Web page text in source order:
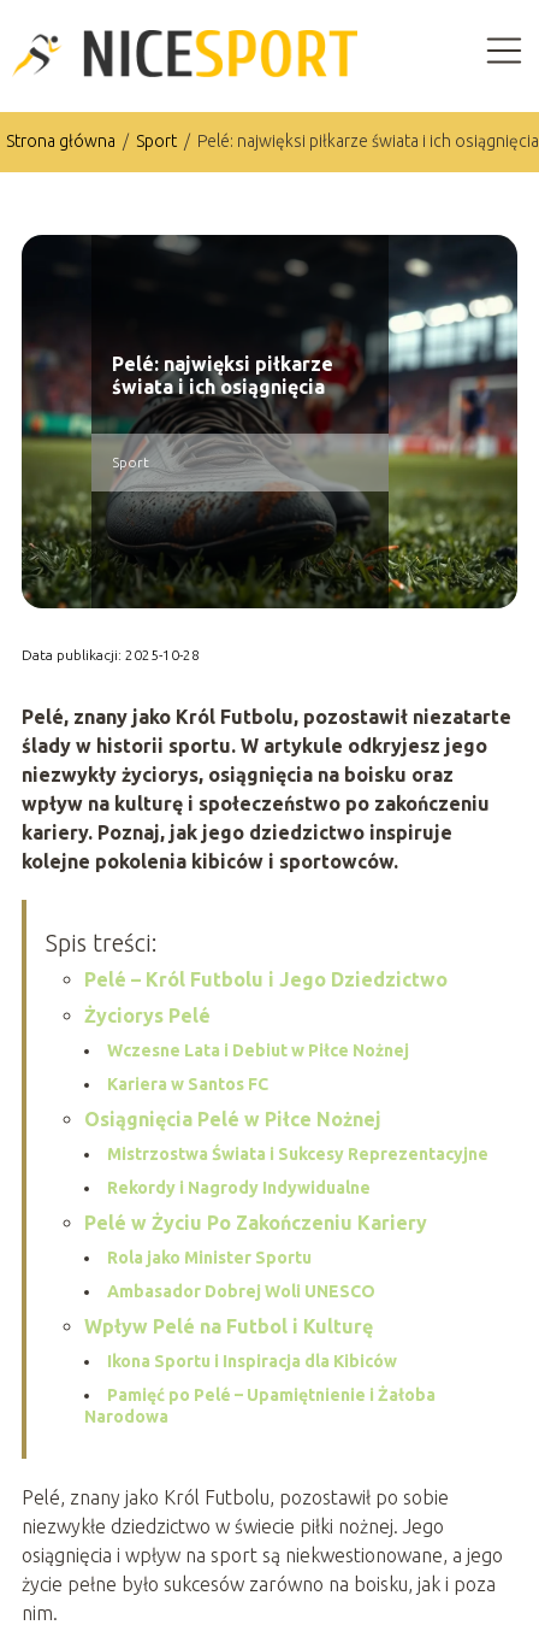
Strona główna / Sport / Pelé: najwięksi piłkarze świata i ich osiągnięcia
Pelé: najwięksi piłkarze
świata i ich osiągnięcia
Sport
Data publikacji: 2025-10-28
Pelé, znany jako Król Futbolu, pozostawił niezatarte
ślady w historii sportu. W artykule odkryjesz jego
niezwykły życiorys, osiągnięcia na boisku oraz
wpływ na kulturę i społeczeństwo po zakończeniu
kariery. Poznaj, jak jego dziedzictwo inspiruje
kolejne pokolenia kibiców i sportowców.
Spis treści:
Pelé – Król Futbolu i Jego Dziedzictwo
Życiorys Pelé
Wczesne Lata i Debiut w Piłce Nożnej
Kariera w Santos FC
Osiągnięcia Pelé w Piłce Nożnej
Mistrzostwa Świata i Sukcesy Reprezentacyjne
Rekordy i Nagrody Indywidualne
Pelé w Życiu Po Zakończeniu Kariery
Rola jako Minister Sportu
Ambasador Dobrej Woli UNESCO
Wpływ Pelé na Futbol i Kulturę
Ikona Sportu i Inspiracja dla Kibiców
Pamięć po Pelé – Upamiętnienie i Żałoba
Narodowa
Pelé, znany jako Król Futbolu, pozostawił po sobie
niezwykłe dziedzictwo w świecie piłki nożnej. Jego
osiągnięcia i wpływ na sport są niekwestionowane, a jego
życie pełne było sukcesów zarówno na boisku, jak i poza
nim.